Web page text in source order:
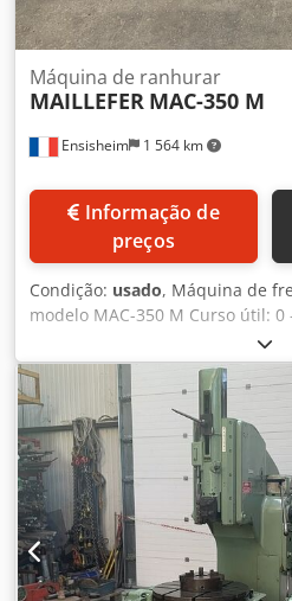
Ensisheim 1 564 km
Máquina de ranhurar
MAILLEFER MAC-350 M
preços
Condição: usado, Máquina de
modelo MAC-350 M Curso útil: 0
ranhuras: máx. 36 mm Potência
de 0,025 mm a 0,125 mm
mm Avanço e paragem
diversos acessórios (ver fotos)
800 x 800 mm Dsdpfx Amjzn